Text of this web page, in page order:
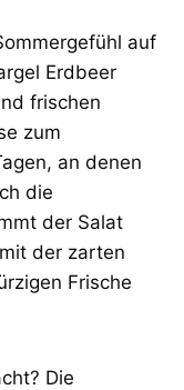
auf
Erdbeer
frischen
zum
an denen
die
der Salat
der zarten
Frische
Die